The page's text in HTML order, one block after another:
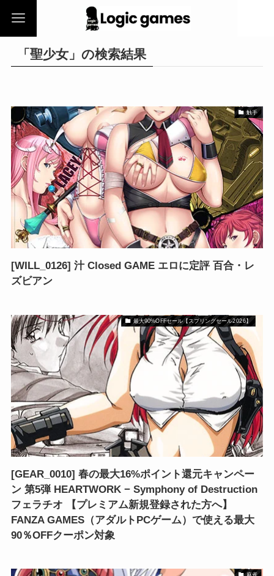
「聖少女」の検索結果
触手
[WILL_0126] 汁 Closed GAME エロに定評 百合・レ
ズビアン
最大90%OFFセール【スプリングセール2026】
[GEAR_0010] 春の最大16%ポイント還元キャンペー
ン 第5弾 HEARTWORK − Symphony of Destruction
フェラチオ 【プレミアム新規登録された方へ】
FANZA GAMES（アダルトPCゲーム）で使える最大
90％OFFクーポン対象